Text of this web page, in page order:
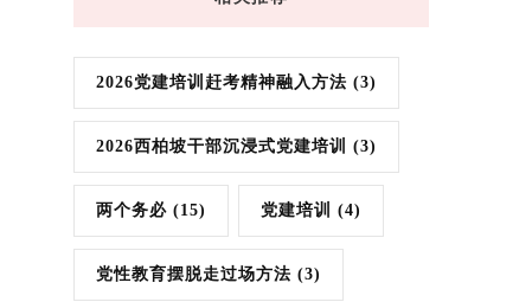
2026党建培训赶考精神融入方法 (3)
2026西柏坡干部沉浸式党建培训 (3)
两个务必 (15) 党建培训 (4)
党性教育摆脱走过场方法 (3)